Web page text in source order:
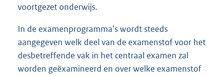
voortgezet onderwijs.
In de examenprogramma’s wordt steeds
aangegeven welk deel van de examenstof voor het
desbetreffende vak in het centraal examen zal
worden geëxamineerd en over welke examenstof